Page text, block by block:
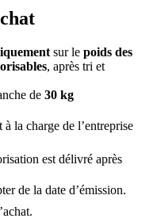
sur le poids des
, après tri et
de 30 kg
la charge de l’entreprise
est délivré après
de la date d’émission.